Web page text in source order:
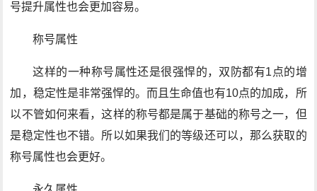
号提升属性也会更加容易。
称号属性
这样的一种称号属性还是很强悍的，双防都有1点的增
加，稳定性是非常强悍的。而且生命值也有10点的加成，所
以不管如何来看，这样的称号都是属于基础的称号之一，但
是稳定性也不错。所以如果我们的等级还可以，那么获取的
称号属性也会更好。